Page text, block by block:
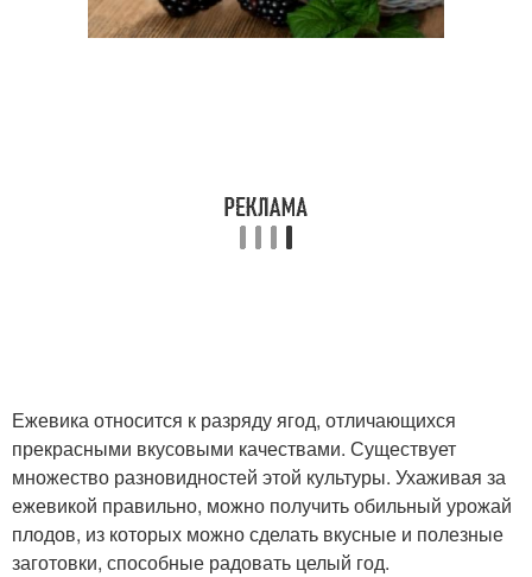
Ежевика относится к разряду ягод, отличающихся
прекрасными вкусовыми качествами. Существует
множество разновидностей этой культуры. Ухаживая за
ежевикой правильно, можно получить обильный урожай
плодов, из которых можно сделать вкусные и полезные
заготовки, способные радовать целый год.